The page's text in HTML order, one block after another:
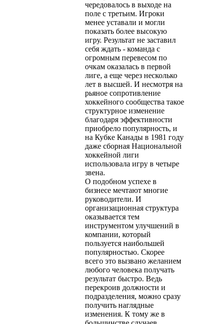
чередовалось в выходе на
поле с третьим. Игроки
менее уставали и могли
показать более высокую
игру. Результат не заставил
себя ждать - команда с
огромным перевесом по
очкам оказалась в первой
лиге, а еще через несколько
лет в высшей. И несмотря на
рьяное сопротивление
хоккейного сообщества такое
структурное изменение
благодаря эффективности
приобрело популярность, и
на Кубке Канады в 1981 году
даже сборная Национальной
хоккейной лиги
использовала игру в четыре
звена.
О подобном успехе в
бизнесе мечтают многие
руководители. И
организационная структура
оказывается тем
инструментом улучшений в
компании, который
пользуется наибольшей
популярностью. Скорее
всего это вызвано желанием
любого человека получать
результат быстро. Ведь
перекроив должности и
подразделения, можно сразу
получить наглядные
изменения. К тому же в